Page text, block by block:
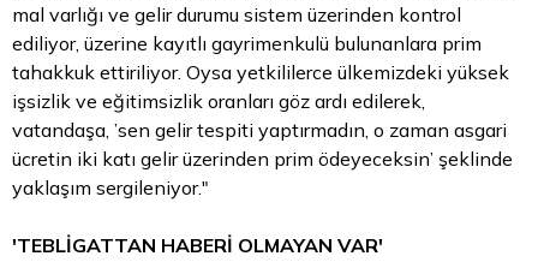
mal varlığı ve gelir durumu sistem üzerinden kontrol
ediliyor, üzerine kayıtlı gayrimenkulü bulunanlara prim
tahakkuk ettiriliyor. Oysa yetkililerce ülkemizdeki yüksek
işsizlik ve eğitimsizlik oranları göz ardı edilerek,
vatandaşa, ’sen gelir tespiti yaptırmadın, o zaman asgari
ücretin iki katı gelir üzerinden prim ödeyeceksin’ şeklinde
yaklaşım sergileniyor."
'TEBLİGATTAN HABERİ OLMAYAN VAR'